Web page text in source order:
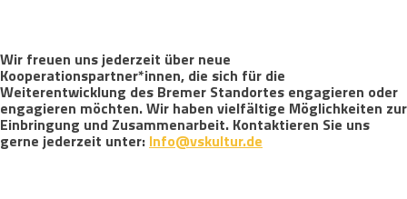
Wir freuen uns jederzeit über neue
Kooperationspartner*innen, die sich für die
Weiterentwicklung des Bremer Standortes engagieren oder
engagieren möchten. Wir haben vielfältige Möglichkeiten zur
Einbringung und Zusammenarbeit. Kontaktieren Sie uns
gerne jederzeit unter: Info@vskultur.de